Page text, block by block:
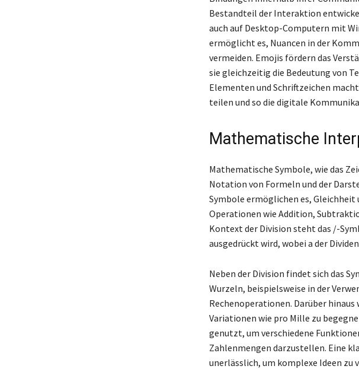
Bestandteil der Interaktion
auch auf Desktop-Computern mit
ermöglicht es, Nuancen in der
vermeiden. Emojis fördern das
sie gleichzeitig die Bedeutung von
Elementen und Schriftzeichen
teilen und so die digitale
Mathematische
Mathematische Symbole, wie das
Notation von Formeln und der
Symbole ermöglichen es, Gleichheit
Operationen wie Addition,
Kontext der Division steht das /-
ausgedrückt wird, wobei a der
Neben der Division findet sich das
Wurzeln, beispielsweise in der
Rechenoperationen. Darüber
Variationen wie pro Mille zu
genutzt, um verschiedene
Zahlenmengen darzustellen. Eine
unerlässlich, um komplexe Ideen zu